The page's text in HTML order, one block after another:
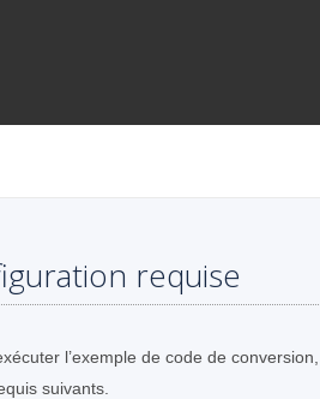
requise
l’exemple de code de
suivants.